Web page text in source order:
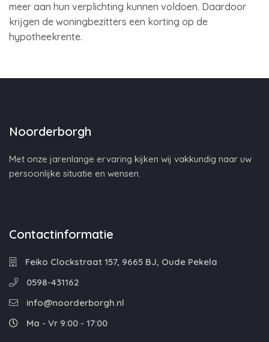
meer aan hun verplichting kunnen voldoen. Daardoor
krijgen de woningbezitters een korting op de
hypotheekrente.
Noorderborgh
Met onze jarenlange ervaring kijken wij vakkundig naar uw
persoonlijke situatie en wensen.
Contactinformatie
Feiko Clockstraat 157, 9665 BJ, Oude Pekela
0598-431162
info@noorderborgh.nl
Ma - Vr 9:00 - 17:00